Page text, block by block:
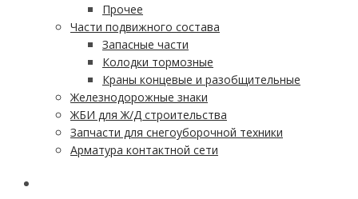
Прочее
Части подвижного состава
Запасные части
Колодки тормозные
Краны концевые и разобщительные
Железнодорожные знаки
ЖБИ для Ж/Д строительства
Запчасти для снегоуборочной техники
Арматура контактной сети